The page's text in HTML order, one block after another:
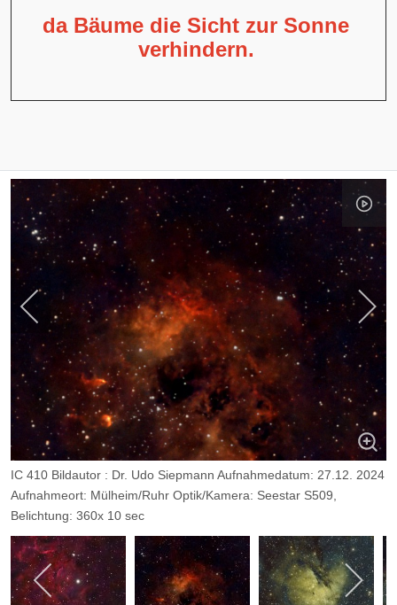
da Bäume die Sicht zur Sonne
verhindern.
IC 410 Bildautor : Dr. Udo Siepmann Aufnahmedatum: 27.12. 2024
Aufnahmeort: Mülheim/Ruhr Optik/Kamera: Seestar S509,
Belichtung: 360x 10 sec